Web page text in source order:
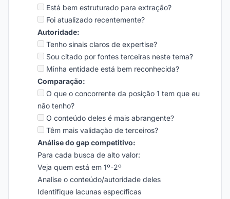
Está bem estruturado para extração?
Foi atualizado recentemente?
Autoridade:
Tenho sinais claros de expertise?
Sou citado por fontes terceiras neste tema?
Minha entidade está bem reconhecida?
Comparação:
O que o concorrente da posição 1 tem que eu
não tenho?
O conteúdo deles é mais abrangente?
Têm mais validação de terceiros?
Análise do gap competitivo:
Para cada busca de alto valor:
Veja quem está em 1º-2º
Analise o conteúdo/autoridade deles
Identifique lacunas específicas